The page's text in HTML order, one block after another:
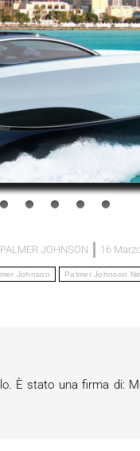
PALMER JOHNSON 16
Johnson Palmer Johnson
È stato una firma di: